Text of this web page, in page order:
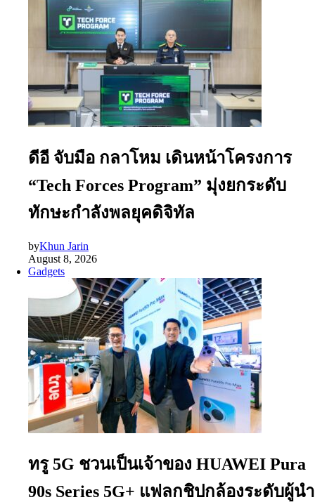
ดีอี จับมือ กลาโหม เดินหน้าโครงการ
“Tech Forces Program” มุ่งยกระดับ
ทักษะกำลังพลยุคดิจิทัล
byKhun Jarin
August 8, 2026
Gadgets
ทรู 5G ชวนเป็นเจ้าของ HUAWEI Pura
90s Series 5G+ แฟลกชิปกล้องระดับผู้นำ